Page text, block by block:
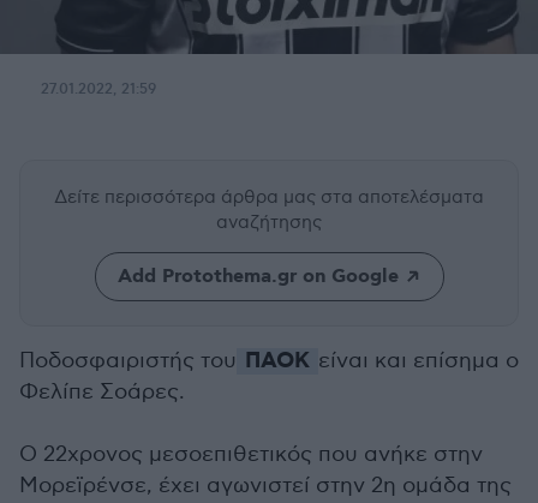
27.01.2022, 21:59
Δείτε περισσότερα άρθρα μας στα αποτελέσματα
αναζήτησης
Add Protothema.gr on Google
Ποδοσφαιριστής του ΠΑΟΚ είναι και επίσημα ο
Φελίπε Σοάρες.
Ο 22χρονος μεσοεπιθετικός που ανήκε στην
Μορεϊρένσε, έχει αγωνιστεί στην 2η ομάδα της